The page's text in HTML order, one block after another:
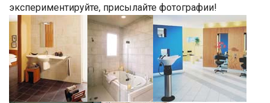
экспериментируйте, присылайте фотографии!